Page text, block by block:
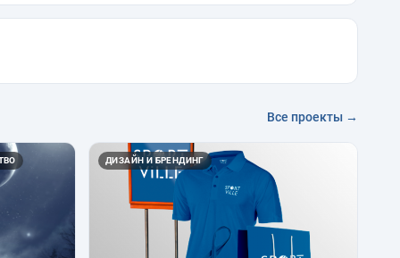
Все проекты →
ДИЗАЙН И БРЕНДИНГ